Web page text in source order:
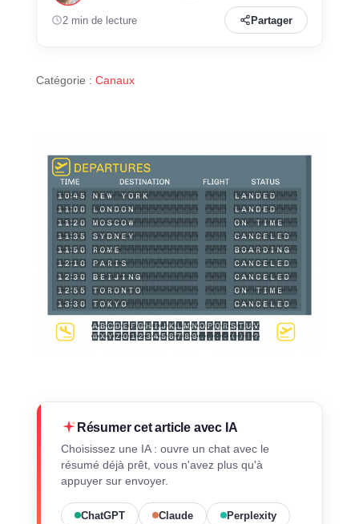
2 min de lecture Partager
Catégorie : Canaux
Résumer cet article avec IA
Choisissez une IA : ouvre un chat avec le
résumé déjà prêt, vous n'avez plus qu'à
appuyer sur envoyer.
ChatGPT Claude Perplexity